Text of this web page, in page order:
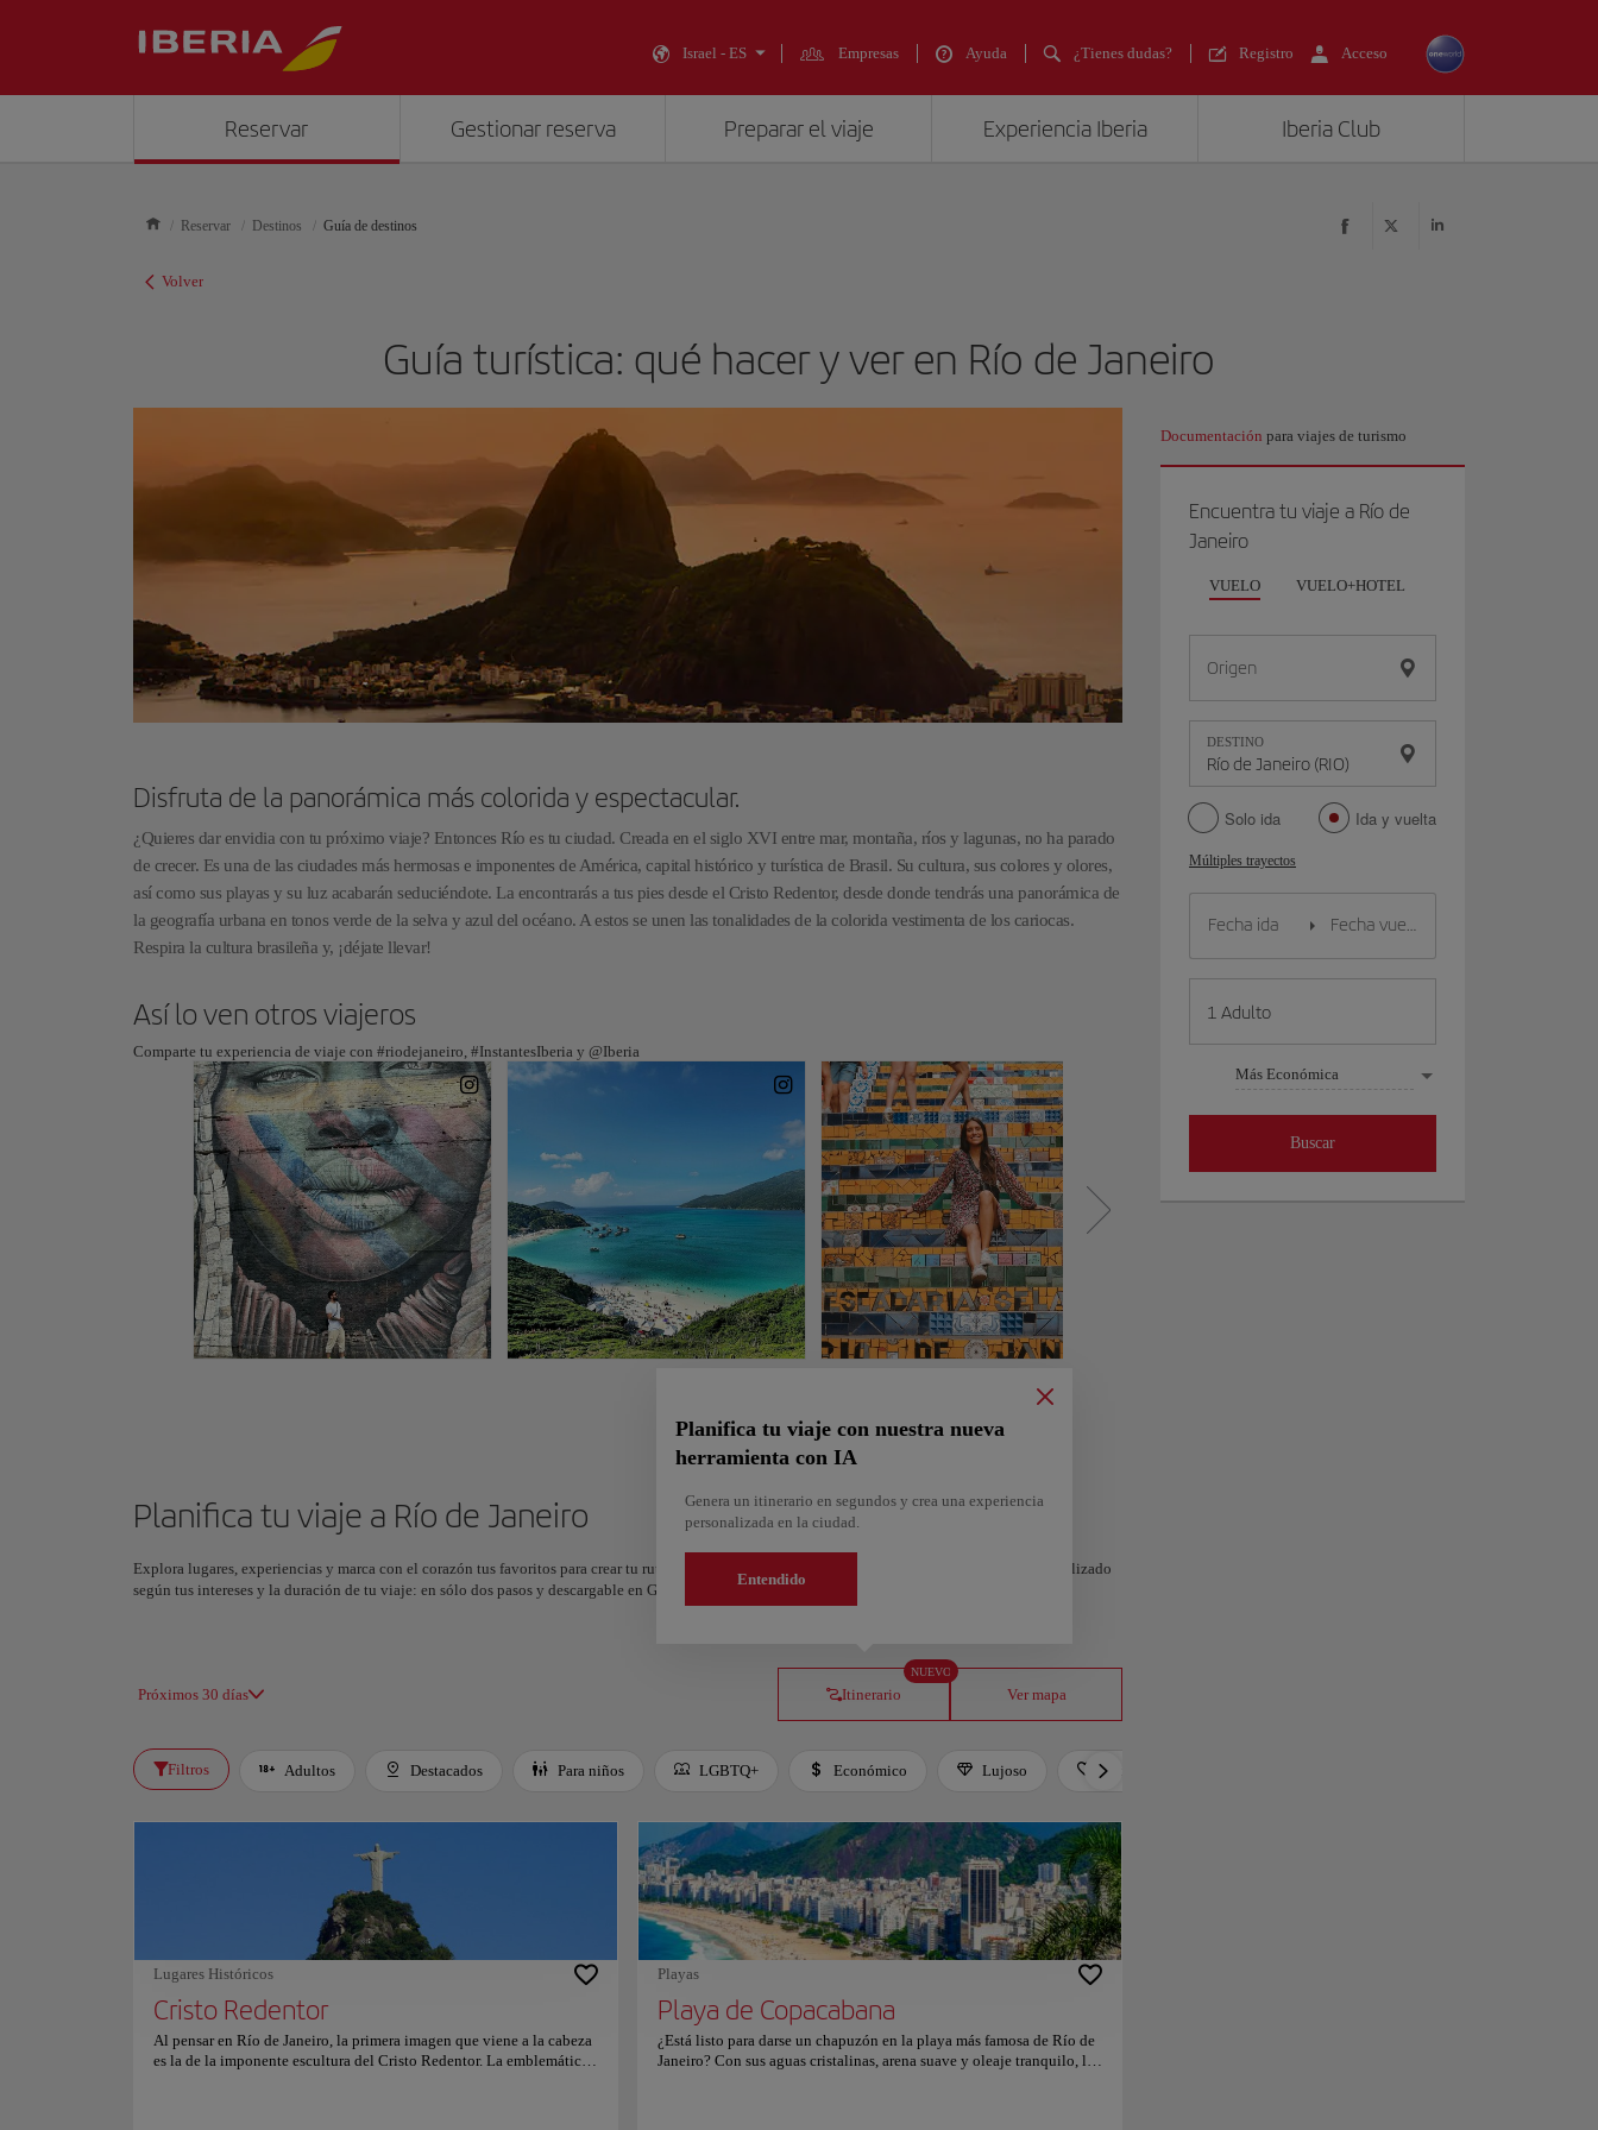
Israel - ES Empresas Ayuda ¿Tienes dudas? Registro Acceso
Reservar Gestionar reserva Preparar el viaje Experiencia Iberia Iberia Club
Reservar Destinos Guía de destinos
Volver
Guía turística: qué hacer y ver en Río de Janeiro
Disfruta de la panorámica más colorida y espectacular.
¿Quieres dar envidia con tu próximo viaje? Entonces Río es tu ciudad. Creada en el siglo XVI entre mar, montaña, ríos y lagunas, no ha parado
de crecer. Es una de las ciudades más hermosas e imponentes de América, capital histórico y turística de Brasil. Su cultura, sus colores y olores,
así como sus playas y su luz acabarán seduciéndote. La encontrarás a tus pies desde el Cristo Redentor, desde donde tendrás una panorámica de
la geografía urbana en tonos verde de la selva y azul del océano. A estos se unen las tonalidades de la colorida vestimenta de los cariocas.
Respira la cultura brasileña y, ¡déjate llevar!
Así lo ven otros viajeros
Comparte tu experiencia de viaje con #riodejaneiro, #InstantesIberia y @Iberia
Planifica tu viaje a Río de Janeiro
Explora lugares, experiencias y marca con el corazón tus favoritos para crear tu ruta y compartirla. ¿Quieres más ideas? Obtén un itinerario personalizado
según tus intereses y la duración de tu viaje: en sólo dos pasos y descargable en Google Maps.
Próximos 30 días Itinerario
NUEVO
Planifica tu viaje con nuestra nueva
herramienta con IA
Genera un itinerario en segundos y crea una experiencia
personalizada en la ciudad.
Entendido
Ver mapa
Filtros Adultos Destacados Para niños LGBTQ+ Económico Lujoso Romántico
Lugares Históricos
Cristo Redentor
Al pensar en Río de Janeiro, la primera imagen que viene a la cabeza
es la de la imponente escultura del Cristo Redentor. La emblemática
Playas
Playa de Copacabana
¿Está listo para darse un chapuzón en la playa más famosa de Río de
Janeiro? Con sus aguas cristalinas, arena suave y oleaje tranquilo, la
Documentación para viajes de turismo
Encuentra tu viaje a Río de
Janeiro
VUELO VUELO+HOTEL
Origen
DESTINO
Solo ida Ida y vuelta
Múltiples trayectos
Más Económica
Buscar